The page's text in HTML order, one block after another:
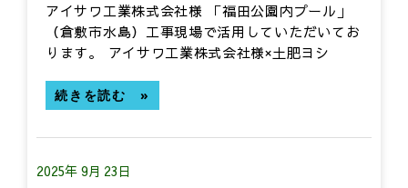
アイサワ工業株式会社様 「福田公園内プール」
（倉敷市水島）工事現場で活用していただいてお
ります。 アイサワ工業株式会社様×土肥ヨシ
続きを読む »
2025年 9月 23日